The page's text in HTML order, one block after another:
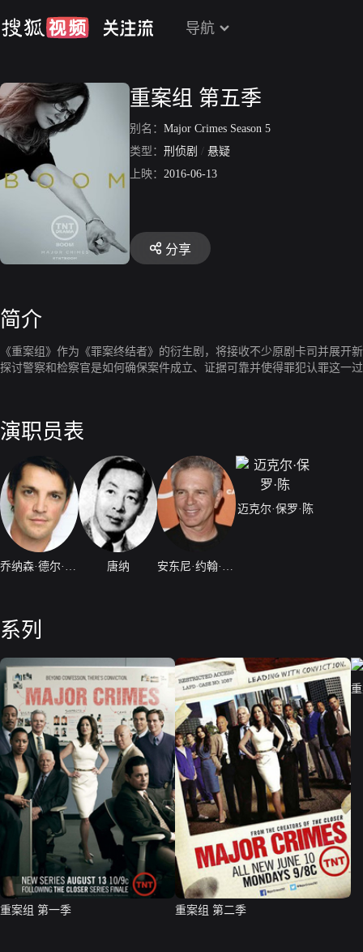
导航
重案组 第五季
别名： Major Crimes Season 5
类型： 刑侦剧 / 悬疑
上映： 2016-06-13
分享
简介
《重案组》作为《罪案终结者》的衍生剧，将接收不少原剧卡司并展开
探讨警察和检察官是如何确保案件成立、证据可靠并使得罪犯认罪这一
演职员表
唐纳
迈克尔·保罗·陈
系列
重案组 第一季 重案组 第二季